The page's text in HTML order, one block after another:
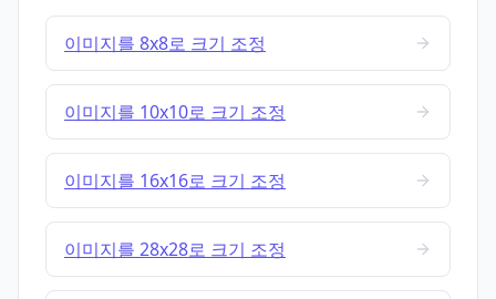
이미지를 8x8로 크기 조정
이미지를 10x10로 크기 조정
이미지를 16x16로 크기 조정
이미지를 28x28로 크기 조정